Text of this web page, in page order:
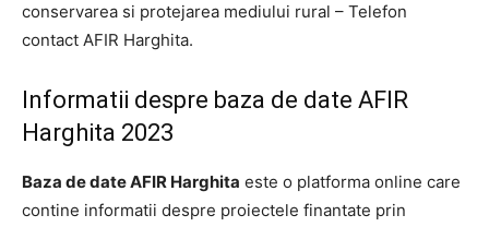
conservarea si protejarea mediului rural – Telefon
contact AFIR Harghita.
Informatii despre baza de date AFIR
Harghita 2023
Baza de date AFIR Harghita este o platforma online care
contine informatii despre proiectele finantate prin